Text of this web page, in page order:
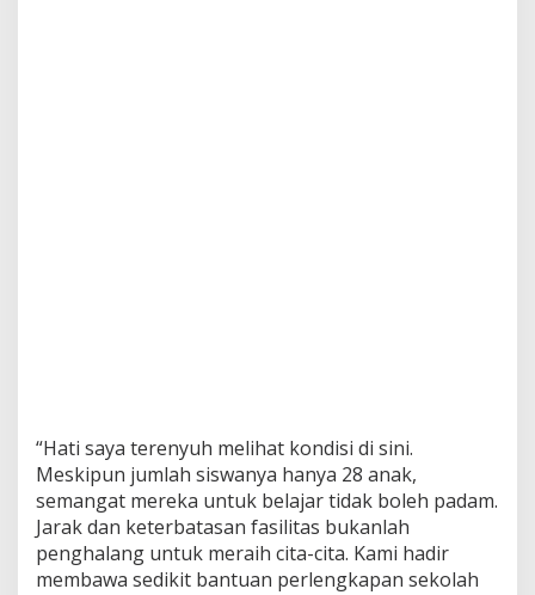
“Hati saya terenyuh melihat kondisi di sini.
Meskipun jumlah siswanya hanya 28 anak,
semangat mereka untuk belajar tidak boleh padam.
Jarak dan keterbatasan fasilitas bukanlah
penghalang untuk meraih cita-cita. Kami hadir
membawa sedikit bantuan perlengkapan sekolah